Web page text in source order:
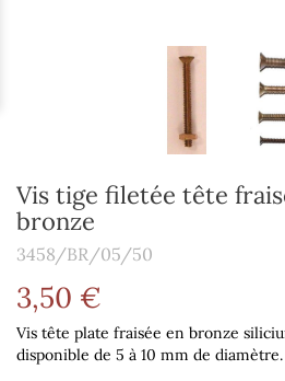
Vis tige filetée tête
bronze
3458/BR/05/50
3,50 €
Vis tête plate fraisée en bronze
disponible de 5 à 10 mm de diamètre.